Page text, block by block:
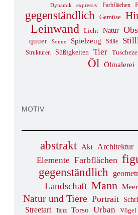
Dynamik
expressiv Farbflächen
gegenständlich Gemüse
Leinwand Licht Natur
quuer Sonne Spielzeug Stille
Strukturen
Süßigkeiten Tier
Öl Ölmalerei
MOTIV
abstrakt Akt Architektur
Elemente Farbflächen
gegenständlich
Landschaft Mann Meer
Natur und Tiere Portrait
Streetart Tanz Torso Urban Vögel